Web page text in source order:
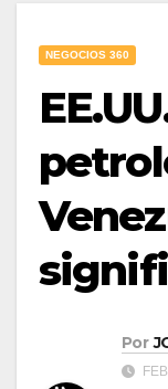
NEGOCIOS 360
Por